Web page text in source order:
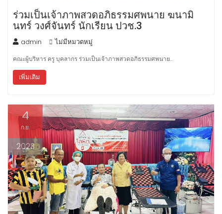
ร่วมเป็นเจ้าภาพสวดอภิธรรมศพนาย ฆนามิ
นทร์ วงศ์จันทร์ นักเรียน ปวช.3
admin ไม่มีหมวดหมู่
คณะผู้บริหาร ครู บุคลากร ร่วมเป็นเจ้าภาพสวดอภิธรรมศพนาย…
เพิ่มเติม
4
ก.ย.
2023